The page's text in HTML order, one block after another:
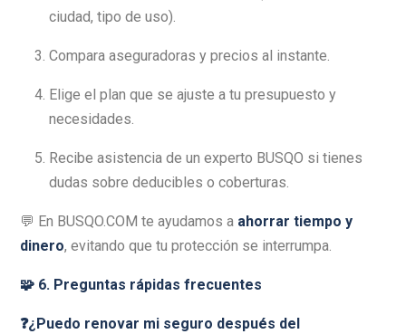
ciudad, tipo de uso).
Compara aseguradoras y precios al instante.
Elige el plan que se ajuste a tu presupuesto y
necesidades.
Recibe asistencia de un experto BUSQO si tienes
dudas sobre deducibles o coberturas.
💬 En BUSQO.COM te ayudamos a ahorrar tiempo y
dinero, evitando que tu protección se interrumpa.
🧩 6. Preguntas rápidas frecuentes
❓¿Puedo renovar mi seguro después del